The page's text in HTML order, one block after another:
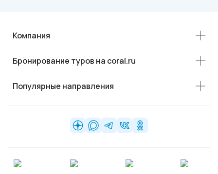
Компания
Бронирование туров на coral.ru
Популярные направления